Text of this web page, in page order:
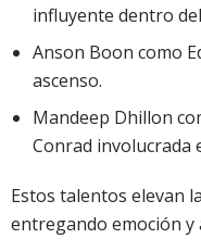
influyente dentro
Anson Boon como
ascenso.
Mandeep Dhillon
Conrad involucrada
Estos talentos elevan
entregando emoción y